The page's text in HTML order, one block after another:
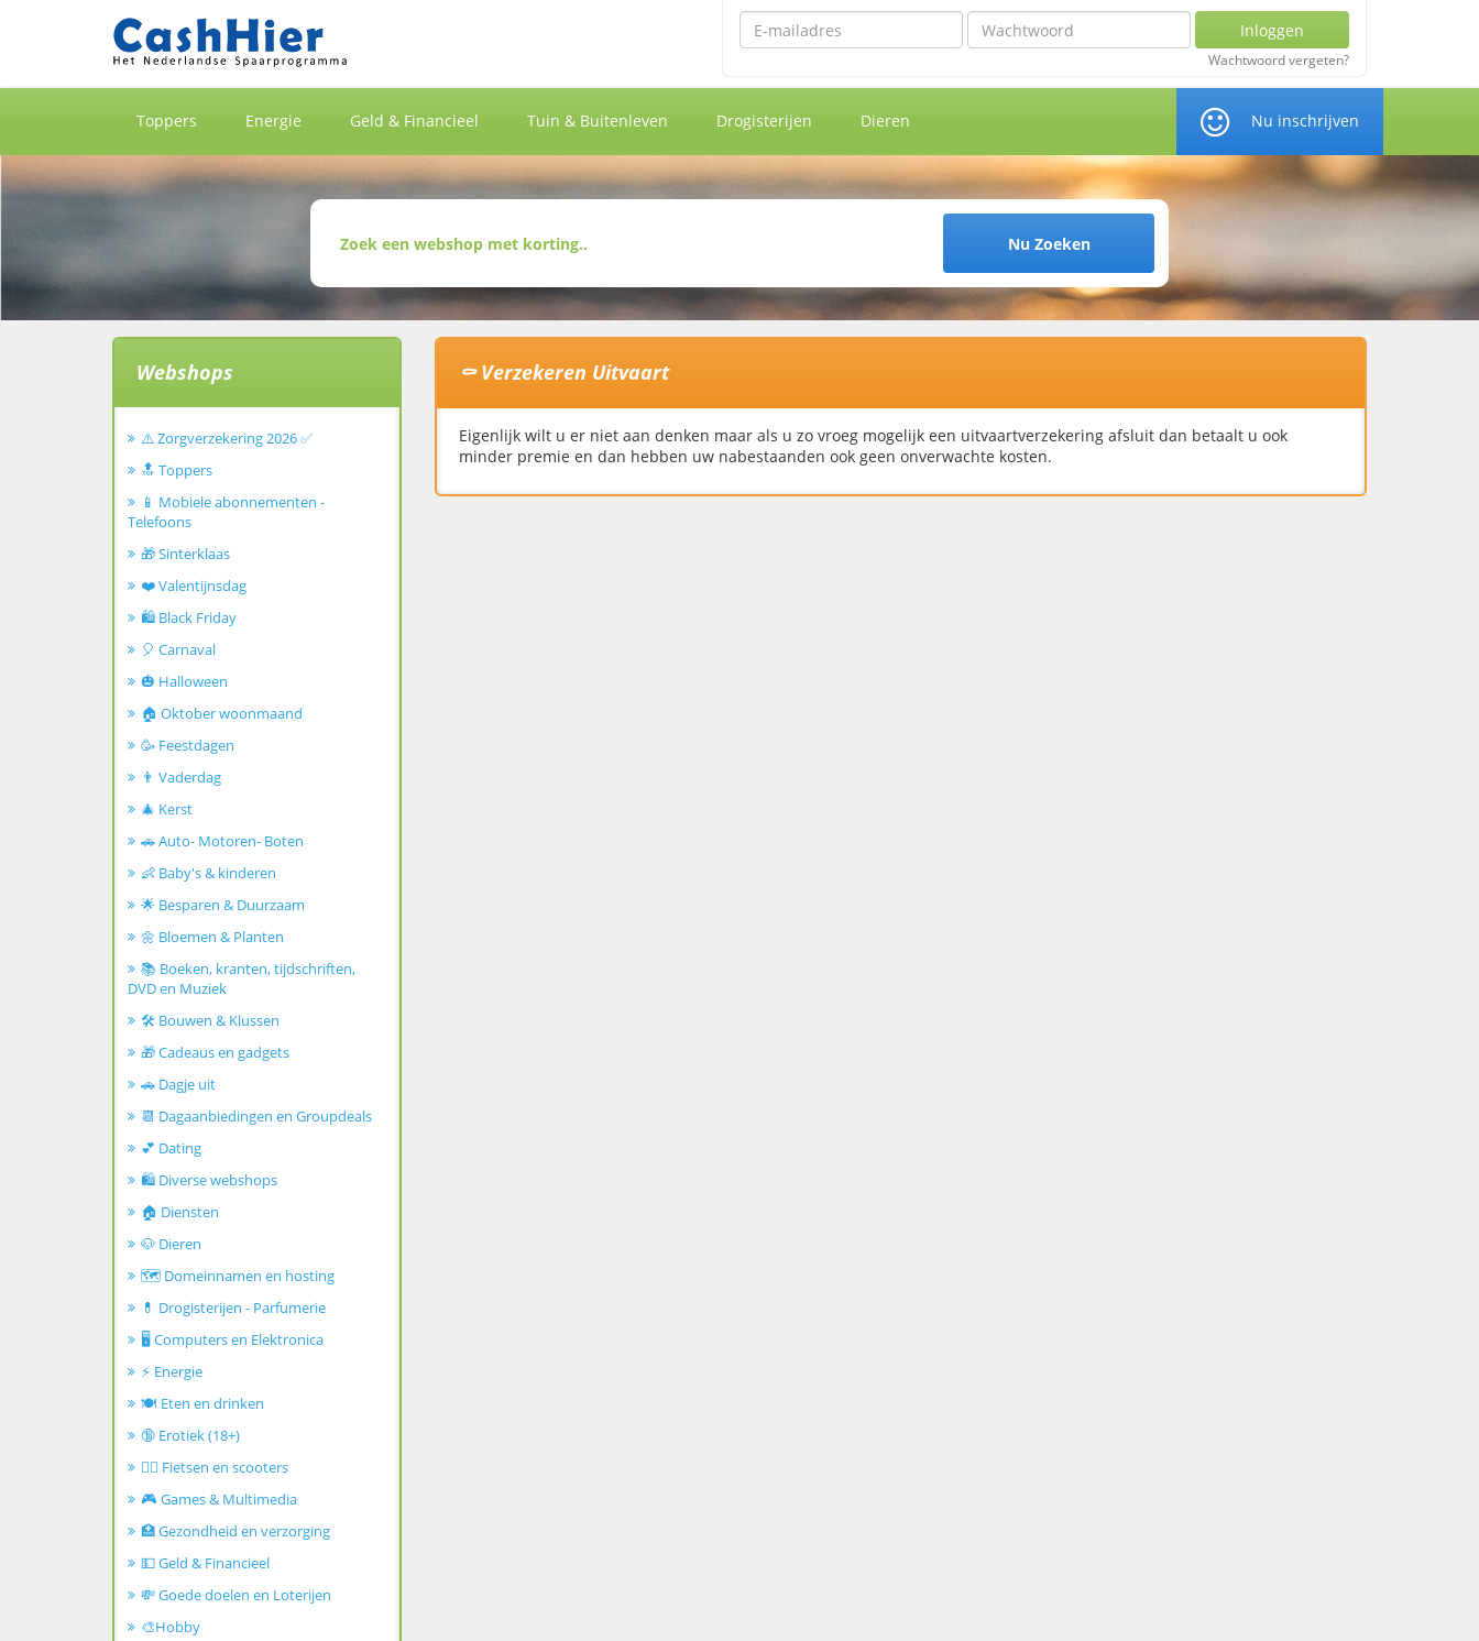
Emailadres Wachtwoord Inloggen
Wachtwoord vergeten?
Toppers Energie Geld & Financieel Tuin & Buitenleven Drogisterijen Dieren Nu inschrijven
Nu Zoeken
⚰️ Verzekeren Uitvaart
Eigenlijk wilt u er niet aan denken maar als u zo vroeg mogelijk een uitvaartverzekering afsluit dan betaalt u ook
minder premie en dan hebben uw nabestaanden ook geen onverwachte kosten.
Webshops
⚠️ Zorgverzekering 2026 ✅
🔝 Toppers
📱 Mobiele abonnementen -
Telefoons
🎁 Sinterklaas
❤️ Valentijnsdag
🛍️ Black Friday
🎈 Carnaval
🎃 Halloween
🏠 Oktober woonmaand
🥳 Feestdagen
👨 Vaderdag
🎄 Kerst
🚗 Auto- Motoren- Boten
👶 Baby's & kinderen
🌟 Besparen & Duurzaam
🌼 Bloemen & Planten
📚 Boeken, kranten, tijdschriften,
DVD en Muziek
🛠️ Bouwen & Klussen
🎁 Cadeaus en gadgets
🚗 Dagje uit
📆 Dagaanbiedingen en Groupdeals
💕 Dating
🛍️ Diverse webshops
🏠 Diensten
🐶 Dieren
🗺️ Domeinnamen en hosting
💊 Drogisterijen - Parfumerie
🖥️ Computers en Elektronica
⚡ Energie
🍽️ Eten en drinken
🔞 Erotiek (18+)
🚴‍♂️ Fietsen en scooters
🎮 Games & Multimedia
🏥 Gezondheid en verzorging
💵 Geld & Financieel
💸 Goede doelen en Loterijen
🎨Hobby